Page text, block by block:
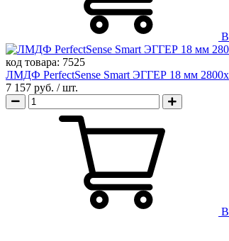
В
код товара: 7525
ЛМДФ PerfectSense Smart ЭГГЕР 18 мм
7 157 руб. / шт.
В